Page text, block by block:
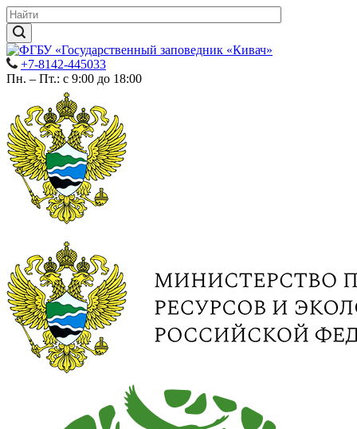
+7-8142-445033
Пн. – Пт.: с 9:00 до 18:00